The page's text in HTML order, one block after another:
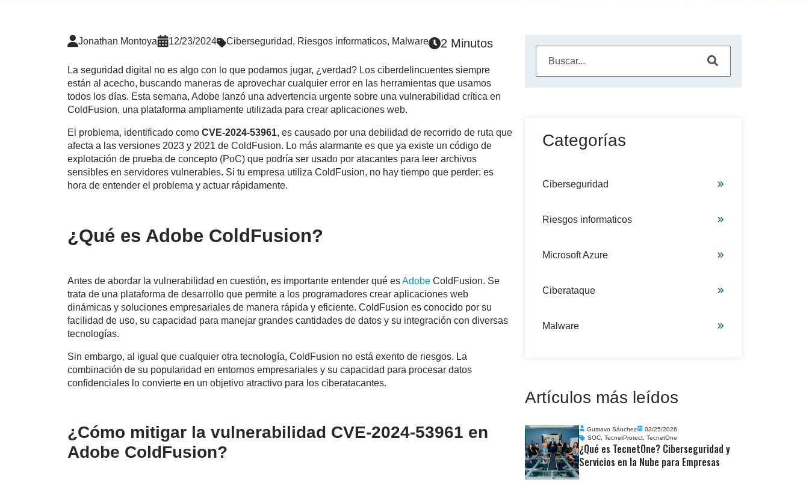
Jonathan Montoya 12/23/2024 Ciberseguridad, Riesgos informaticos, Malware 2 Minutos
La seguridad digital no es algo con lo que podamos jugar, ¿verdad? Los ciberdelincuentes siempre
están al acecho, buscando maneras de aprovechar cualquier error en las herramientas que usamos
todos los días. Esta semana, Adobe lanzó una advertencia urgente sobre una vulnerabilidad crítica en
ColdFusion, una plataforma ampliamente utilizada para crear aplicaciones web.
El problema, identificado como CVE-2024-53961, es causado por una debilidad de recorrido de ruta que
afecta a las versiones 2023 y 2021 de ColdFusion. Lo más alarmante es que ya existe un código de
explotación de prueba de concepto (PoC) que podría ser usado por atacantes para leer archivos
sensibles en servidores vulnerables. Si tu empresa utiliza ColdFusion, no hay tiempo que perder: es
hora de entender el problema y actuar rápidamente.
¿Qué es Adobe ColdFusion?
Antes de abordar la vulnerabilidad en cuestión, es importante entender qué esAdobe ColdFusion. Se
trata de una plataforma de desarrollo que permite a los programadores crear aplicaciones web
dinámicas y soluciones empresariales de manera rápida y eficiente. ColdFusion es conocido por su
facilidad de uso, su capacidad para manejar grandes cantidades de datos y su integración con diversas
tecnologías.
Sin embargo, al igual que cualquier otra tecnología, ColdFusion no está exento de riesgos. La
combinación de su popularidad en entornos empresariales y su capacidad para procesar datos
confidenciales lo convierte en un objetivo atractivo para los ciberatacantes.
¿Cómo mitigar la vulnerabilidad CVE-2024-53961 en
Adobe ColdFusion?
Categorías
Ciberseguridad
Riesgos informaticos
Microsoft Azure
Ciberataque
Malware
Artículos más leídos
Gustavo Sánchez
03/25/2026
SOC, TecnetProtect, TecnetOne
¿Qué es TecnetOne? Ciberseguridad y
Servicios en la Nube para Empresas